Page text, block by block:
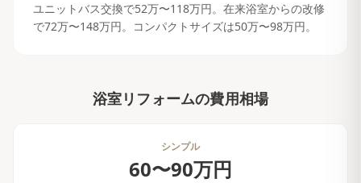
ユニットバス交換で52万〜118万円。在来浴室からの改修
で72万〜148万円。コンパクトサイズは50万〜98万円。
浴室リフォームの費用相場
シンプル
60〜90万円